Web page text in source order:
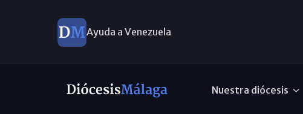
Ayuda a Venezuela
Nuestra diócesis